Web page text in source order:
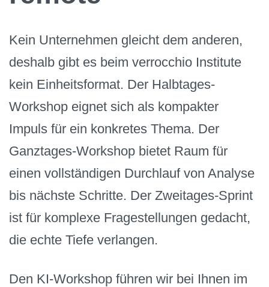
Kein Unternehmen gleicht dem anderen,
deshalb gibt es beim verrocchio Institute
kein Einheitsformat. Der Halbtages-
Workshop eignet sich als kompakter
Impuls für ein konkretes Thema. Der
Ganztages-Workshop bietet Raum für
einen vollständigen Durchlauf von Analyse
bis nächste Schritte. Der Zweitages-Sprint
ist für komplexe Fragestellungen gedacht,
die echte Tiefe verlangen.
Den KI-Workshop führen wir bei Ihnen im